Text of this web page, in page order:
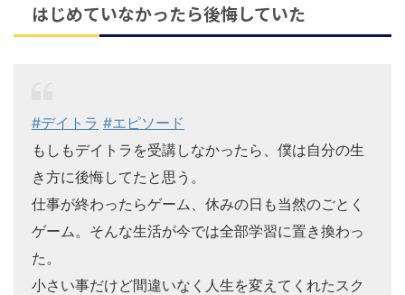
はじめていなかったら後悔していた
#デイトラ #エピソード
もしもデイトラを受講しなかったら、僕は自分の生
き方に後悔してたと思う。
仕事が終わったらゲーム、休みの日も当然のごとく
ゲーム。そんな生活が今では全部学習に置き換わっ
た。
小さい事だけど間違いなく人生を変えてくれたスク